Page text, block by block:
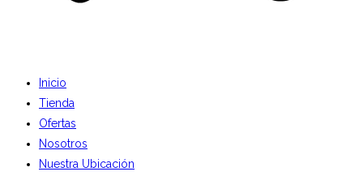
Inicio
Tienda
Ofertas
Nosotros
Nuestra Ubicación